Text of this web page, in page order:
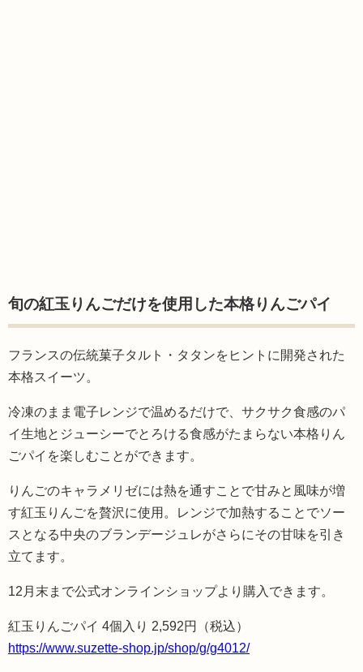
旬の紅玉りんごだけを使用した本格りんごパイ
フランスの伝統菓子タルト・タタンをヒントに開発された
本格スイーツ。
冷凍のまま電子レンジで温めるだけで、サクサク食感のパ
イ生地とジューシーでとろける食感がたまらない本格りん
ごパイを楽しむことができます。
りんごのキャラメリゼには熱を通すことで甘みと風味が増
す紅玉りんごを贅沢に使用。レンジで加熱することでソー
スとなる中央のブランデージュレがさらにその甘味を引き
立てます。
12月末まで公式オンラインショップより購入できます。
紅玉りんごパイ 4個入り 2,592円（税込）
https://www.suzette-shop.jp/shop/g/g4012/